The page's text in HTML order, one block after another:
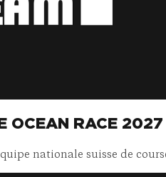
OCEAN RACE 2027
nationale suisse de